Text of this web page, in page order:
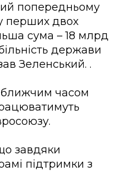
попередньому
перших двох
сума – 18 млрд
держави
Зеленський. .
часом
завдяки
підтримки з